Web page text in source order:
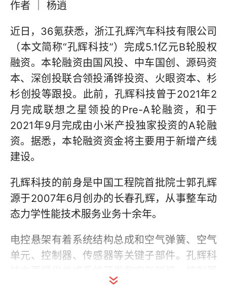
作者 ｜ 杨逍
近日，36氪获悉，浙江孔辉汽车科技有限公司
（本文简称“孔辉科技”）完成5.1亿元B轮股权
融资。本轮融资由国风投、中车国创、源码资
本、深创投联合领投涌铧投资、火眼资本、杉
杉创投等跟投。此前，孔辉科技曾于2021年2
月完成联想之星领投的Pre-A轮融资，和于
2021年9月完成由小米产投独家投资的A轮融
资。据悉，本轮融资资金将主要用于新增产线
建设。
孔辉科技的前身是中国工程院首批院士郭孔辉
源于2007年6月创办的长春孔辉，从事整车动
态力学性能技术服务业务十余年。
电控悬架有着系统结构总成和空气弹簧、空气
单元、控制器、传感器等关键子部件。孔辉科
产品，是乘用车空气悬架系统前装配套供应